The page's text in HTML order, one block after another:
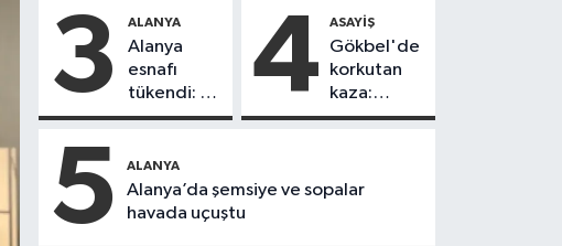
3 ALANYA
Alanya
esnafı
tükendi: 1
ayda 150
kapandı
4 ASAYIŞ
Gökbel'de
korkutan
kaza:
Başkanın
çarptı
5 ALANYA
Alanya’da şemsiye ve sopalar
havada uçuştu